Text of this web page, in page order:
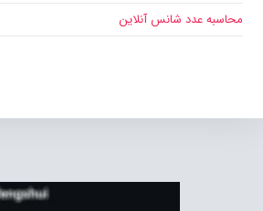
محاسبه عدد شانس آنلاین